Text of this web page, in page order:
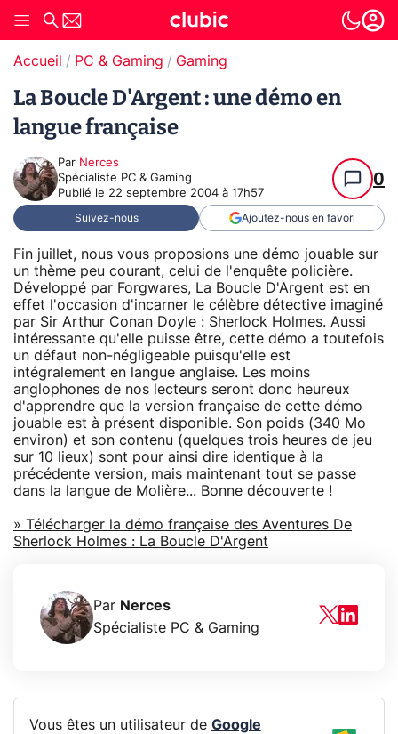
Accueil PC & Gaming Gaming
La Boucle D'Argent : une démo en
langue française
Par Nerces
Spécialiste PC & Gaming
Publié le 22 septembre 2004 à 17h57
0
Suivez-nous Ajoutez-nous en favori
Fin juillet, nous vous proposions une démo jouable sur
un thème peu courant, celui de l'enquête policière.
Développé par Forgwares, La Boucle D'Argent est en
effet l'occasion d'incarner le célèbre détective imaginé
par Sir Arthur Conan Doyle : Sherlock Holmes. Aussi
intéressante qu'elle puisse être, cette démo a toutefois
un défaut non-négligeable puisqu'elle est
intégralement en langue anglaise. Les moins
anglophones de nos lecteurs seront donc heureux
d'apprendre que la version française de cette démo
jouable est à présent disponible. Son poids (340 Mo
environ) et son contenu (quelques trois heures de jeu
sur 10 lieux) sont pour ainsi dire identique à la
précédente version, mais maintenant tout se passe
dans la langue de Molière... Bonne découverte !
» Télécharger la démo française des Aventures De
Sherlock Holmes : La Boucle D'Argent
Par Nerces
Spécialiste PC & Gaming
Vous êtes un utilisateur de Google